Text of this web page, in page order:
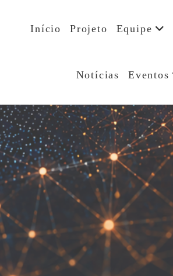
Início Projeto Equipe
Notícias Eventos